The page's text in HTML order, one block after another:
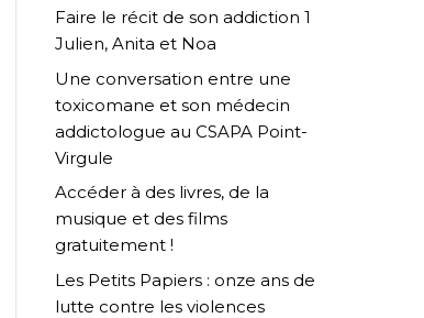
Faire le récit de son addiction 1
Julien, Anita et Noa
Une conversation entre une
toxicomane et son médecin
addictologue au CSAPA Point-
Virgule
Accéder à des livres, de la
musique et des films
gratuitement !
Les Petits Papiers : onze ans de
lutte contre les violences